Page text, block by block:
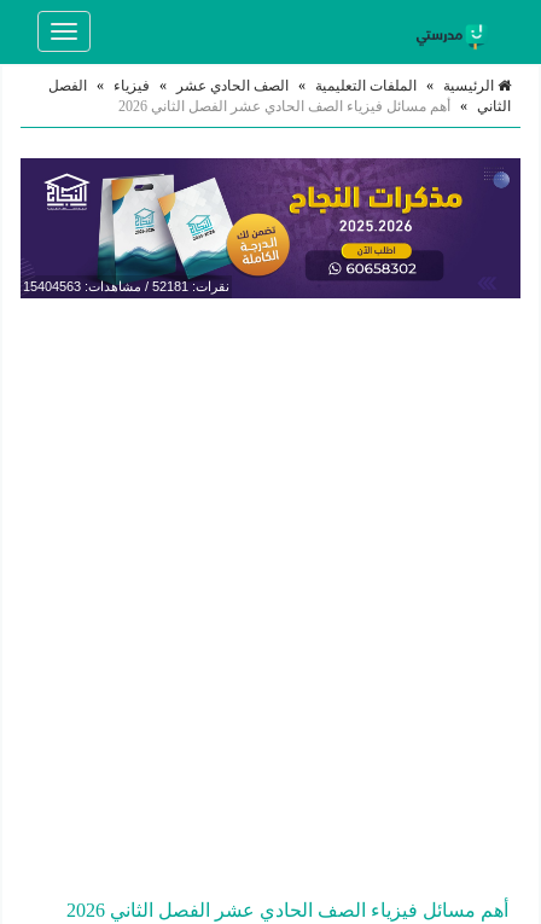
Toggle
الرئيسية » الملفات التعليمية » الصف الحادي عشر » فيزياء »
الفصل
الثاني » أهم مسائل فيزياء الصف الحادي عشر الفصل الثاني 2026
نقرات: 52181 / مشاهدات: 15404563
أهم مسائل فيزياء الصف الحادي عشر الفصل الثاني 2026